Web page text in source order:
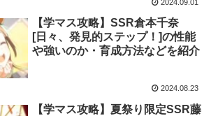
2024.09.01
【学マス攻略】SSR倉本千奈
[日々、発見的ステップ！]の性能
や強いのか・育成方法などを紹介
2024.08.23
【学マス攻略】夏祭り限定SSR藤